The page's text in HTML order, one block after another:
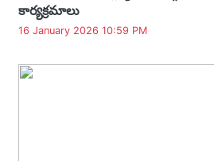
కార్యక్రమాలు
16 January 2026 10:59 PM